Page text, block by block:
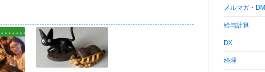
メルマガ・DM
給与計算
DX
経理